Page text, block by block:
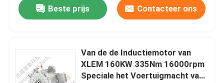
Gevallen
Hoge snelheidsdynamometer
Beste prijs Contacteer ons
Van de de Inductiemotor van
XLEM 160KW 335Nm 16000rpm
Speciale het Voertuigmacht van